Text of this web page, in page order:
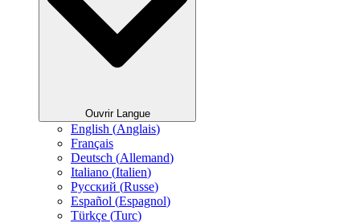
Ouvrir Langue
English (Anglais)
Français
Deutsch (Allemand)
Italiano (Italien)
Русский (Russe)
Español (Espagnol)
Türkçe (Turc)